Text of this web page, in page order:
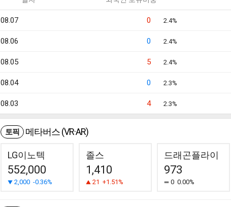
08.07 0 2.4%
08.06 0 2.4%
08.05 5 2.4%
08.04 0 2.3%
08.03 4 2.3%
토픽 메타버스 (VR·AR)
LG이노텍
552,000
2,000 -0.36%
졸스
1,410
21 +1.51%
드래곤플라이
973
0 0.00%